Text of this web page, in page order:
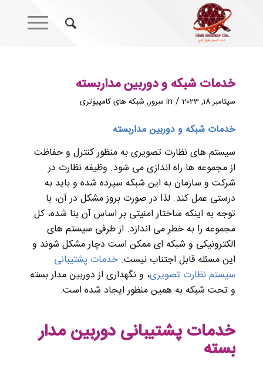
خدمات شبکه و دوربین مداربسته
سپتامبر 18, 2023 /
in سرور, شبکه های کامپیوتری
خدمات شبکه و دوربین مداربسته
سیستم های نظارت تصویری به منظور کنترل و حفاظت
از مجموعه ها راه اندازی می شود. وظیفه نظارت در
شرکت و سازمان به این شبکه سپرده شده و باید به
درستی عمل کند. لذا در صورت بروز مشکل در آن، با
توجه به اینکه ساختار امنیتی بر اساس آن بنا شده، کل
مجموعه را به خطر می اندازد. از طرفی سیستم های
الکترونیکی و شبکه ای ممکن است دچار مشکل شوند و
این مسئله قابل اجتناب نیست.خدمات پشتیبانی
سیستم نظارت تصویری، و نگهداری از دوربین مدار بسته
و تحت شبکه به همین منظور ایجاد شده است.
خدمات پشتیبانی دوربین مدار
بسته